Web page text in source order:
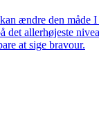
ændre den måde
det allerhøjeste
at sige bravour.